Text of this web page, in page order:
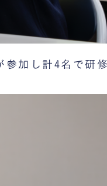
加し計4名で研